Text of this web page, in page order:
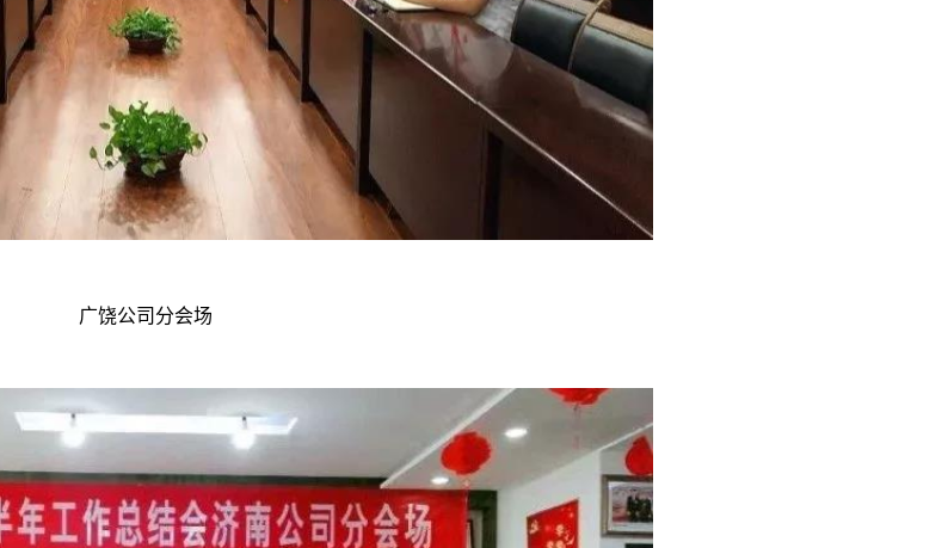
广饶公司分会场